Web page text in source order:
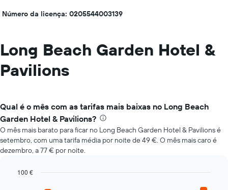
Número da licença: 0205544003139
Long Beach Garden Hotel &
Pavilions
Qual é o mês com as tarifas mais baixas no Long Beach
Garden Hotel & Pavilions?
O mês mais barato para ficar no Long Beach Garden Hotel & Pavilions é
setembro, com uma tarifa média por noite de 49 €. O mês mais caro é
dezembro, a 77 € por noite.
100 €